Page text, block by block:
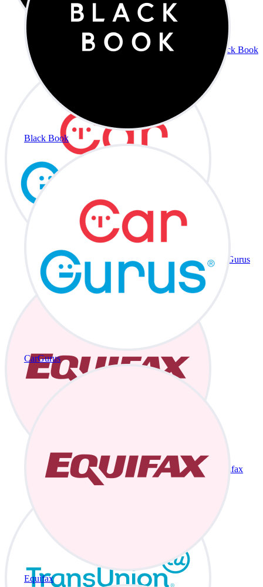
Black Book
CarGurus
Equifax
Black Book
CarGurus
Equifax